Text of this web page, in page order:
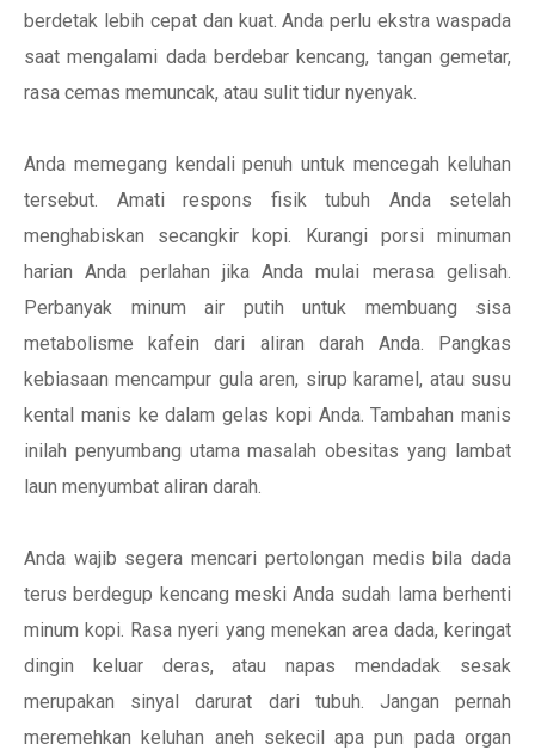
berdetak lebih cepat dan kuat. Anda perlu ekstra waspada
saat mengalami dada berdebar kencang, tangan gemetar,
rasa cemas memuncak, atau sulit tidur nyenyak.
Anda memegang kendali penuh untuk mencegah keluhan
tersebut. Amati respons fisik tubuh Anda setelah
menghabiskan secangkir kopi. Kurangi porsi minuman
harian Anda perlahan jika Anda mulai merasa gelisah.
Perbanyak minum air putih untuk membuang sisa
metabolisme kafein dari aliran darah Anda. Pangkas
kebiasaan mencampur gula aren, sirup karamel, atau susu
kental manis ke dalam gelas kopi Anda. Tambahan manis
inilah penyumbang utama masalah obesitas yang lambat
laun menyumbat aliran darah.
Anda wajib segera mencari pertolongan medis bila dada
terus berdegup kencang meski Anda sudah lama berhenti
minum kopi. Rasa nyeri yang menekan area dada, keringat
dingin keluar deras, atau napas mendadak sesak
merupakan sinyal darurat dari tubuh. Jangan pernah
meremehkan keluhan aneh sekecil apa pun pada organ